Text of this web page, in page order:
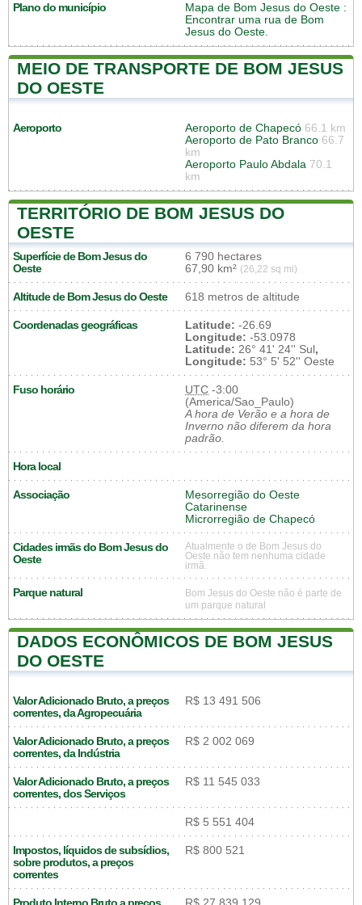
Plano do município Mapa de Bom Jesus do Oeste :
Encontrar uma rua de Bom
Jesus do Oeste.
MEIO DE TRANSPORTE DE BOM JESUS
DO OESTE
Aeroporto Aeroporto de Chapecó 66.1 km
Aeroporto de Pato Branco 66.7
km
Aeroporto Paulo Abdala 70.1
km
TERRITÓRIO DE BOM JESUS DO
OESTE
Superfície de Bom Jesus do
Oeste
6 790 hectares
67,90 km² (26,22 sq mi)
Altitude de Bom Jesus do Oeste 618 metros de altitude
Coordenadas geográficas Latitude: -26.69
Longitude: -53.0978
Latitude: 26° 41' 24'' Sul,
Longitude: 53° 5' 52'' Oeste
Fuso horário UTC -3:00
(America/Sao_Paulo)
A hora de Verão e a hora de
Inverno não diferem da hora
padrão.
Hora local
Associação
Mesorregião do Oeste
Catarinense
Microrregião de Chapecó
Cidades irmãs do Bom Jesus do
Oeste
Atualmente o de Bom Jesus do
Oeste não tem nenhuma cidade
irmã.
Parque natural
Bom Jesus do Oeste não é parte de
um parque natural
DADOS ECONÔMICOS DE BOM JESUS
DO OESTE
Valor Adicionado Bruto, a preços
correntes, da Agropecuária
R$ 13 491 506
Valor Adicionado Bruto, a preços
correntes, da Indústria
R$ 2 002 069
Valor Adicionado Bruto, a preços
correntes, dos Serviços
R$ 11 545 033
R$ 5 551 404
Impostos, líquidos de subsídios,
sobre produtos, a preços
correntes
R$ 800 521